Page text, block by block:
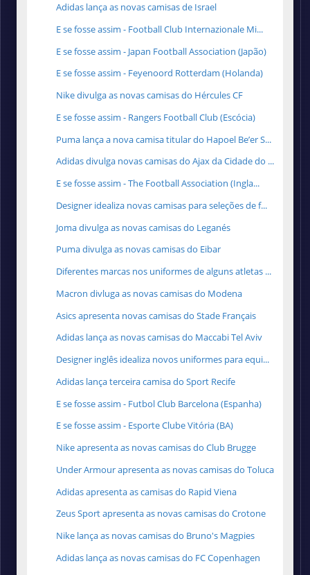
Adidas lança as novas camisas de Israel
E se fosse assim - Football Club Internazionale Mi...
E se fosse assim - Japan Football Association (Japão)
E se fosse assim - Feyenoord Rotterdam (Holanda)
Nike divulga as novas camisas do Hércules CF
E se fosse assim - Rangers Football Club (Escócia)
Puma lança a nova camisa titular do Hapoel Be’er S...
Adidas divulga novas camisas do Ajax da Cidade do ...
E se fosse assim - The Football Association (Ingla...
Designer idealiza novas camisas para seleções de f...
Joma divulga as novas camisas do Leganés
Puma divulga as novas camisas do Eibar
Diferentes marcas nos uniformes de alguns atletas ...
Macron divluga as novas camisas do Modena
Asics apresenta novas camisas do Stade Français
Adidas lança as novas camisas do Maccabi Tel Aviv
Designer inglês idealiza novos uniformes para equi...
Adidas lança terceira camisa do Sport Recife
E se fosse assim - Futbol Club Barcelona (Espanha)
E se fosse assim - Esporte Clube Vitória (BA)
Nike apresenta as novas camisas do Club Brugge
Under Armour apresenta as novas camisas do Toluca
Adidas apresenta as camisas do Rapid Viena
Zeus Sport apresenta as novas camisas do Crotone
Nike lança as novas camisas do Bruno's Magpies
Adidas lança as novas camisas do FC Copenhagen